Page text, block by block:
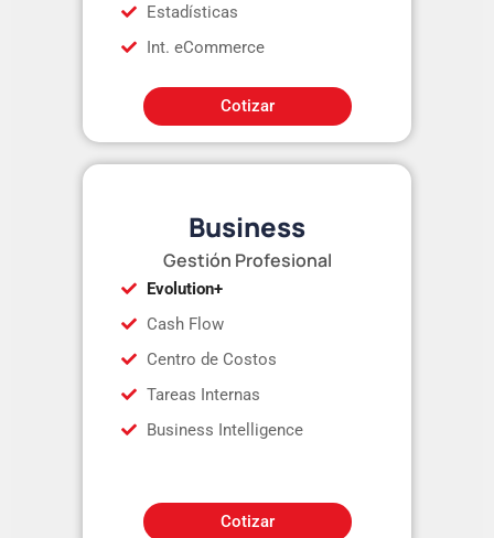
Estadísticas
Int. eCommerce
Cotizar
Business
Gestión Profesional
Evolution+
Cash Flow
Centro de Costos
Tareas Internas
Business Intelligence
Cotizar